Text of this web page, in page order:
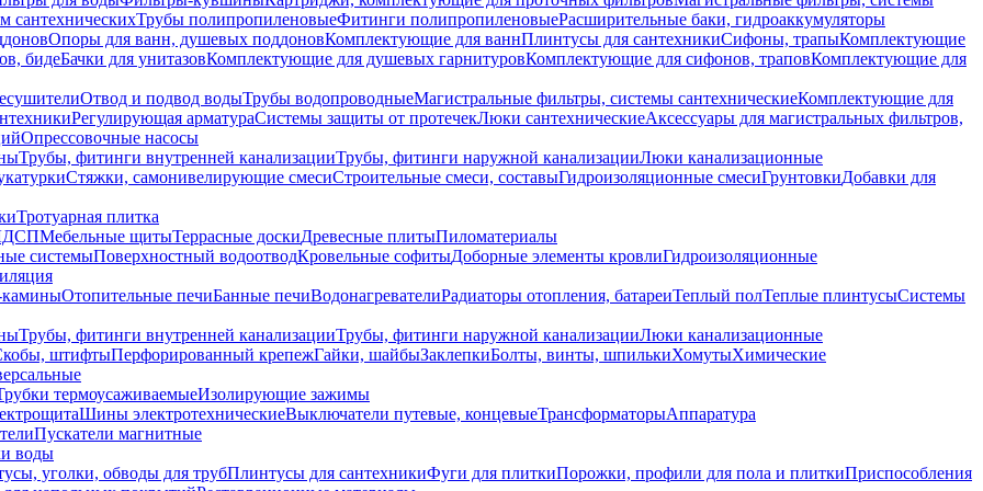
сантехническихТрубы полипропиленовыеФитинги полипропиленовыеРасширительные баки, гидроаккумуляторы
Опоры для ванн, душевых поддоновКомплектующие для ваннПлинтусы для сантехникиСифоны, трапыКомплектующие
бидеБачки для унитазовКомплектующие для душевых гарнитуровКомплектующие для сифонов, траповКомплектующие для
Отвод и подвод водыТрубы водопроводныеМагистральные фильтры, системы сантехническиеКомплектующие для
Регулирующая арматураСистемы защиты от протечекЛюки сантехническиеАксессуары для магистральных фильтров,
Опрессовочные насосы
Трубы, фитинги внутренней канализацииТрубы, фитинги наружной канализацииЛюки канализационные
Стяжки, самонивелирующие смесиСтроительные смеси, составыГидроизоляционные смесиГрунтовкиДобавки для
Тротуарная плитка
Мебельные щитыТеррасные доскиДревесные плитыПиломатериалы
системыПоверхностный водоотводКровельные софитыДоборные элементы кровлиГидроизоляционные
Отопительные печиБанные печиВодонагревателиРадиаторы отопления, батареиТеплый полТеплые плинтусыСистемы
Трубы, фитинги внутренней канализацииТрубы, фитинги наружной канализацииЛюки канализационные
штифтыПерфорированный крепежГайки, шайбыЗаклепкиБолты, винты, шпилькиХомутыХимические
термоусаживаемыеИзолирующие зажимы
Шины электротехническиеВыключатели путевые, концевыеТрансформаторыАппаратура
Пускатели магнитные
воды
уголки, обводы для трубПлинтусы для сантехникиФуги для плиткиПорожки, профили для пола и плиткиПриспособления